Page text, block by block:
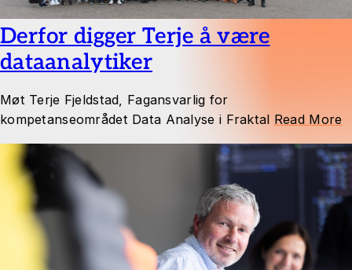
Derfor digger Terje å være
dataanalytiker
Møt Terje Fjeldstad, Fagansvarlig for
kompetanseområdet Data Analyse i Fraktal Read More